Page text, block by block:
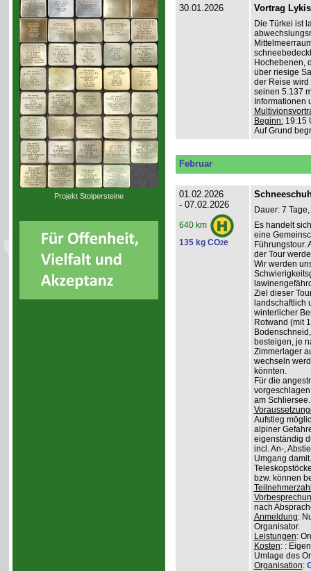
Projekt Stolpersteine
30.01.2026 Vortrag
Die Türkei ist
Hochebenen,
über riesige
der Reise wird
seinen 5.137
Informationen
Beginn:19:15
Auf Grund
Februar
01.02.2026
- 07.02.2026
640 km
135 kg CO2e
Dauer: 7
Es handelt
eine
Führungstour.
der Tour
Wir werden
Ziel dieser
landschaftlich
winterlicher
Rotwand (mit
besteigen, je
Zimmerlager
wechseln
könnten.
Für die
am
Aufstieg
alpiner
eigenständig
incl. An-,
Umgang
bzw. können
nach
Anmeldung:
Organisator.
Leistungen:
Kosten: :
Umlage des
Organisation: